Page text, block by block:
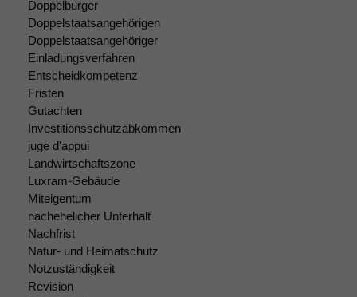
Doppelbürger
Doppelstaatsangehörigen
Doppelstaatsangehöriger
Einladungsverfahren
Entscheidkompetenz
Fristen
Gutachten
Investitionsschutzabkommen
juge d'appui
Landwirtschaftszone
Luxram-Gebäude
Miteigentum
nachehelicher Unterhalt
Nachfrist
Natur- und Heimatschutz
Notzuständigkeit
Revision